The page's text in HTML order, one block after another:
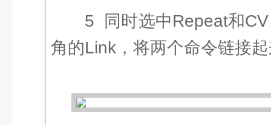
5 同时选中Repeat和
角的Link，将两个命令链接